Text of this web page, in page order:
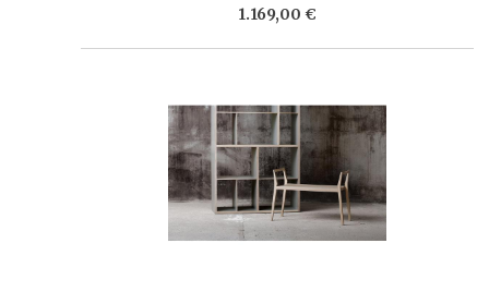
1.169,00 €